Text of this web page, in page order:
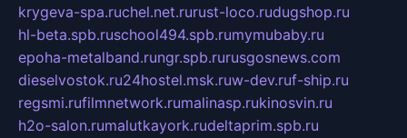
krygeva-spa.ruchel.net.rurust-loco.rudugshop.ru
hl-beta.spb.ruschool494.spb.rumymubaby.ru
epoha-metalband.rungr.spb.rurusgosnews.com
dieselvostok.ru24hostel.msk.ruw-dev.ruf-ship.ru
regsmi.rufilmnetwork.rumalinasp.rukinosvin.ru
h2o-salon.rumalutkayork.rudeltaprim.spb.ru